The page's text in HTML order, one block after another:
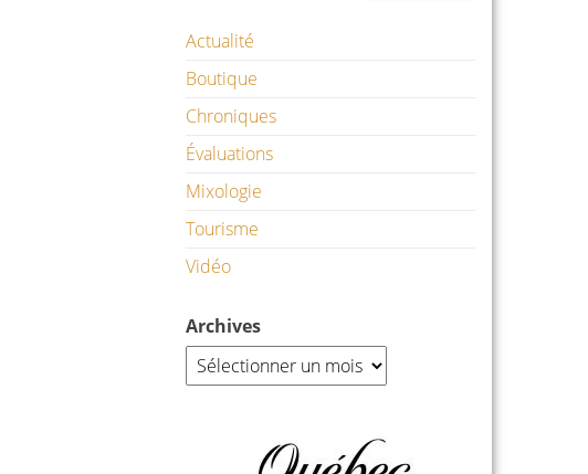
Actualité
Boutique
Chroniques
Évaluations
Mixologie
Tourisme
Vidéo
Archives